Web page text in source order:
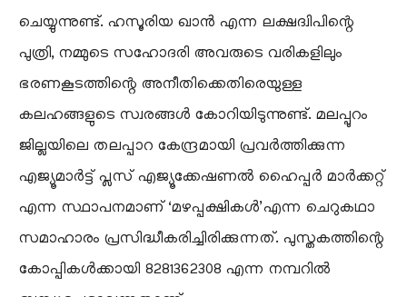
ചെയ്യുന്നുണ്ട്. ഹസൂരിയ ഖാൻ എന്ന ലക്ഷദ്വിപിന്റെ
പുത്രി, നമ്മുടെ സഹോദരി അവരുടെ വരികളിലും
ഭരണകൂടത്തിന്റെ അനീതിക്കെതിരെയുള്ള
കലഹങ്ങളുടെ സ്വരങ്ങൾ കോറിയിടുന്നുണ്ട്. മലപ്പുറം
ജില്ലയിലെ തലപ്പാറ കേന്ദ്രമായി പ്രവർത്തിക്കുന്ന
എജ്യൂമാർട്ട് പ്ലസ് എജ്യൂക്കേഷണൽ ഹൈപ്പർ മാർക്കറ്റ്
എന്ന സ്ഥാപനമാണ് ‘മഴപ്പക്ഷികൾ’എന്ന ചെറുകഥാ
സമാഹാരം പ്രസിദ്ധീകരിച്ചിരിക്കുന്നത്. പുസ്തകത്തിന്റെ
കോപ്പികൾക്കായി 8281362308 എന്ന നമ്പറിൽ